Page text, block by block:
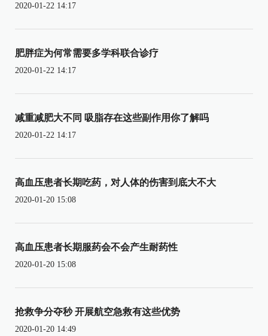
2020-01-22 14:17
肥胖症为何常需要多学科联合诊疗
2020-01-22 14:17
减重减肥大不同 吸脂存在这些副作用你了解吗
2020-01-22 14:17
高血压患者长期吃药，对人体的伤害到底大不大
2020-01-20 15:08
高血压患者长期服药会不会产生耐药性
2020-01-20 15:08
抢救争分夺秒 开展航空急救有这些优势
2020-01-20 14:49